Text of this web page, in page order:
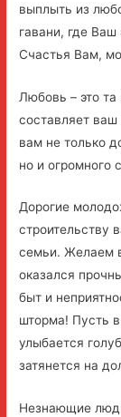
выплыть из
гавани, где
Счастья Вам,
Любовь – это та
составляет
вам не только
но и огромного
Дорогие
строительству
семьи. Желаем
оказался
быт и
шторма! Пусть
улыбается
затянется на
Незнающие